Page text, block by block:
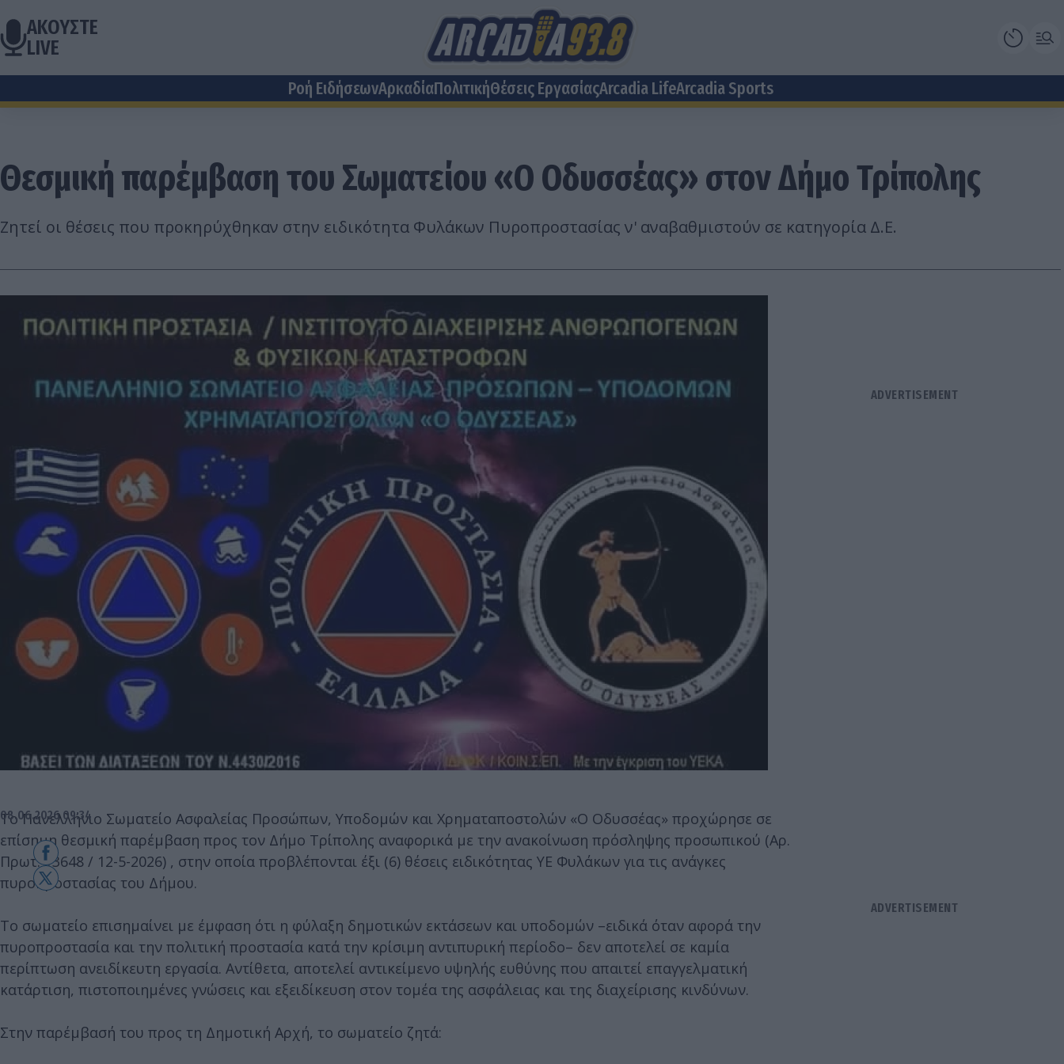
ΑΚΟΥΣΤΕ
LIVE
Ροή ΕιδήσεωνΑρκαδίαΠολιτικήΘέσεις EργασίαςArcadia LifeArcadia Sports
Θεσμική παρέμβαση του Σωματείου «Ο Οδυσσέας» στον Δήμο Τρίπολης
Ζητεί οι θέσεις που προκηρύχθηκαν στην ειδικότητα Φυλάκων Πυροπροστασίας ν' αναβαθμιστούν σε κατηγορία Δ.Ε.
08.06.2026 09:34
Το Πανελλήνιο Σωματείο Ασφαλείας Προσώπων, Υποδομών και Χρηματαποστολών «Ο Οδυσσέας» προχώρησε σε
επίσημη θεσμική παρέμβαση προς τον Δήμο Τρίπολης αναφορικά με την ανακοίνωση πρόσληψης προσωπικού (Αρ.
Πρωτ: 13648 / 12-5-2026) , στην οποία προβλέπονται έξι (6) θέσεις ειδικότητας ΥΕ Φυλάκων για τις ανάγκες
πυροπροστασίας του Δήμου.
Το σωματείο επισημαίνει με έμφαση ότι η φύλαξη δημοτικών εκτάσεων και υποδομών –ειδικά όταν αφορά την
πυροπροστασία και την πολιτική προστασία κατά την κρίσιμη αντιπυρική περίοδο– δεν αποτελεί σε καμία
περίπτωση ανειδίκευτη εργασία. Αντίθετα, αποτελεί αντικείμενο υψηλής ευθύνης που απαιτεί επαγγελματική
κατάρτιση, πιστοποιημένες γνώσεις και εξειδίκευση στον τομέα της ασφάλειας και της διαχείρισης κινδύνων.
Στην παρέμβασή του προς τη Δημοτική Αρχή, το σωματείο ζητά: